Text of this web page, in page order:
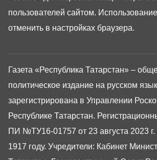
Газета «Республика Татарстан» –
политическое издание на русском
зарегистрирована в Управлении
Республике Татарстан.
ПИ №ТУ16-01757 от 23 августа 2023
1917 году. Учредители: Кабинет
пользователей сайтом.
отменить в настройках браузера.